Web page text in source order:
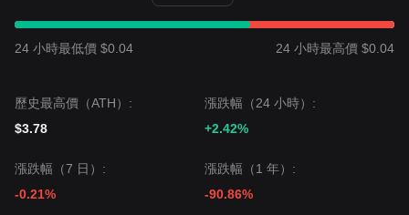
24 小時最低價 $0.04 24 小時最高價 $0.04
歷史最高價（ATH）:
$3.78
漲跌幅（24 小時）:
+2.42%
漲跌幅（7 日）:
-0.21%
漲跌幅（1 年）:
-90.86%